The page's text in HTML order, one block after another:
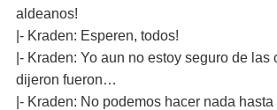
aldeanos!
|- Kraden: Esperen, todos!
|- Kraden: Yo aun no estoy seguro de las
dijeron fueron…
|- Kraden: No podemos hacer nada